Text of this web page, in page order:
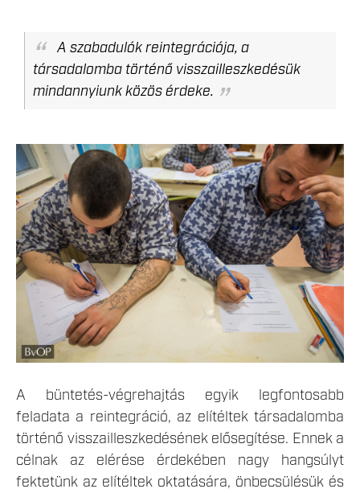
A szabadulók reintegrációja, a
társadalomba történő visszailleszkedésük
mindannyiunk közös érdeke.
LEKICSINYITETT_OKTATAS-5.JPG
A büntetés-végrehajtás egyik legfontosabb
feladata a reintegráció, az elítéltek társadalomba
történő visszailleszkedésének elősegítése. Ennek a
célnak az elérése érdekében nagy hangsúlyt
fektetünk az elítéltek oktatására, önbecsülésük és